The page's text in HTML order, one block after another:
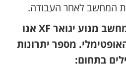
המחשב לאחר העבודה.
במקרים של תקלה במחשב מנוע יגואר XF אנו
מספר יתרונות
בתחום: